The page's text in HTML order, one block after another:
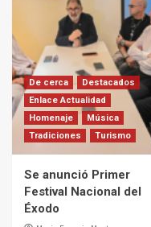
De cerca
Destacados
Enlace Actualidad
Homenaje
Música
Tradiciones
Turismo
Se anunció Primer
Festival Nacional del
Éxodo